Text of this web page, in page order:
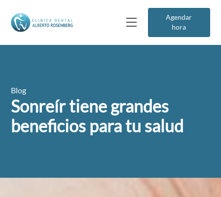
Agendar
hora
Blog
Sonreír tiene grandes
beneficios para tu salud